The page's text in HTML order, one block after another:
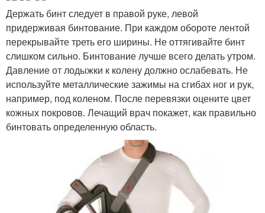
Держать бинт следует в правой руке, левой
придерживая бинтование. При каждом обороте лентой
перекрывайте треть его ширины. Не оттягивайте бинт
слишком сильно. Бинтование лучше всего делать утром.
Давление от лодыжки к колену должно ослабевать. Не
используйте металлические зажимы на сгибах ног и рук,
например, под коленом. После перевязки оцените цвет
кожных покровов. Лечащий врач покажет, как правильно
бинтовать определенную область.